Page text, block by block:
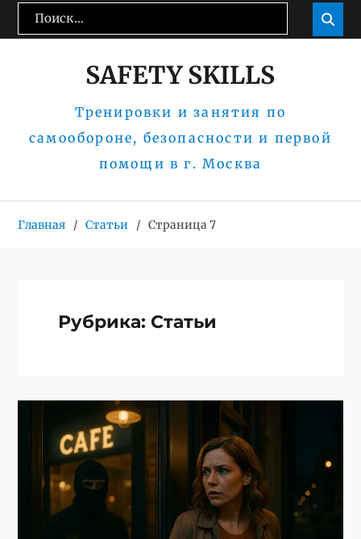
Перейти
Поиск: 
SAFETY SKILLS
Тренировки и занятия по
самообороне, безопасности и первой
помощи в г. Москва
Главная Статьи Страница 7
Рубрика: Статьи